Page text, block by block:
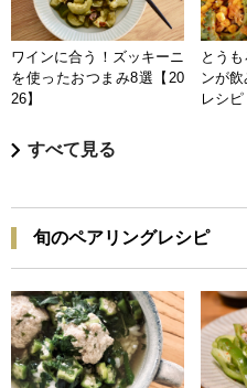
ワインに合う！ズッキーニ
を使ったおつまみ8選【20
26】
とう
ンが
レシピ
すべて見る
旬のペアリングレシピ